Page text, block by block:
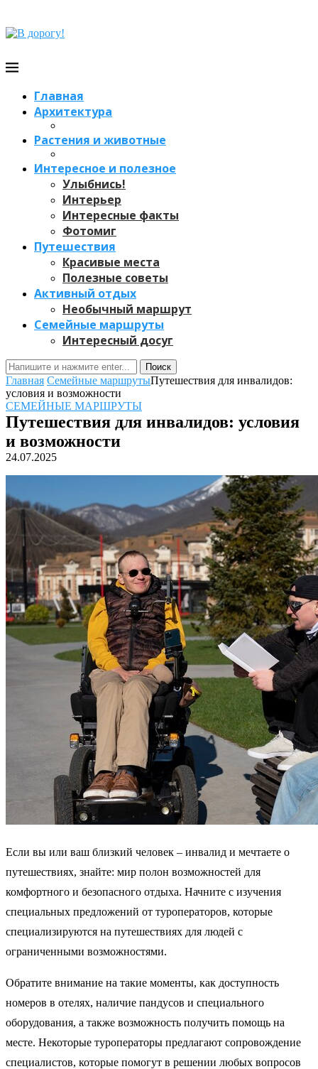
Главная
Архитектура
Растения и животные
Интересное и полезное
Улыбнись!
Интерьер
Интересные факты
Фотомиг
Путешествия
Красивые места
Полезные советы
Активный отдых
Необычный маршрут
Семейные маршруты
Интересный досуг
Поиск
Главная Семейные маршрутыПутешествия для инвалидов:
условия и возможности
СЕМЕЙНЫЕ МАРШРУТЫ
Путешествия для инвалидов: условия
и возможности
24.07.2025
Если вы или ваш близкий человек – инвалид и мечтаете о
путешествиях, знайте: мир полон возможностей для
комфортного и безопасного отдыха. Начните с изучения
специальных предложений от туроператоров, которые
специализируются на путешествиях для людей с
ограниченными возможностями.
Обратите внимание на такие моменты, как доступность
номеров в отелях, наличие пандусов и специального
оборудования, а также возможность получить помощь на
месте. Некоторые туроператоры предлагают сопровождение
специалистов, которые помогут в решении любых вопросов